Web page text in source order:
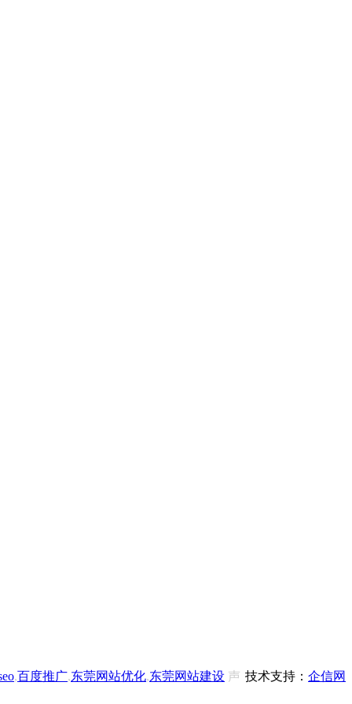
技术支持： 企信网
,百度推广,东莞网站优化,东莞网站建设 声